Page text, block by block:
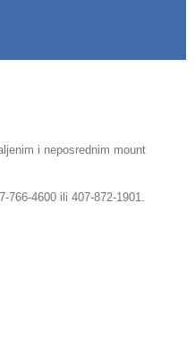
i neposrednim mount
766-4600 ili 407-872-1901.